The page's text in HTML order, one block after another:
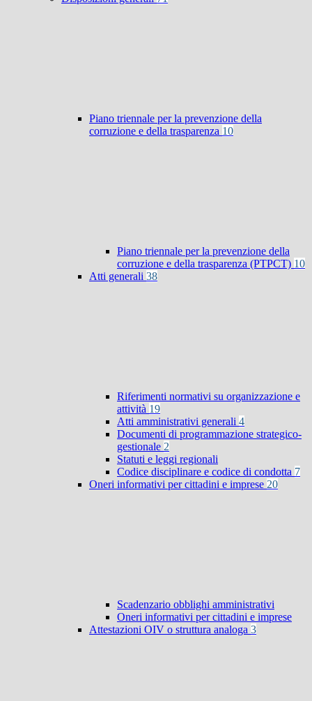
Piano triennale per la prevenzione della
corruzione e della trasparenza 10
Piano triennale per la prevenzione della
corruzione e della trasparenza (PTPCT) 10
Atti generali 38
Riferimenti normativi su organizzazione e
attività 19
Atti amministrativi generali 4
Documenti di programmazione strategico-
gestionale 2
Statuti e leggi regionali
Codice disciplinare e codice di condotta 7
Oneri informativi per cittadini e imprese 20
Scadenzario obblighi amministrativi
Oneri informativi per cittadini e imprese
Attestazioni OIV o struttura analoga 3